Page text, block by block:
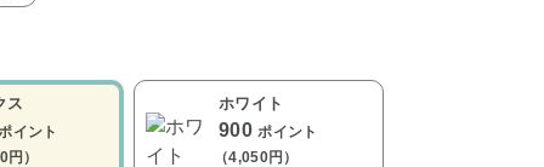
ス
イント
円）
ホワイト
900 ポイント
（4,050円）